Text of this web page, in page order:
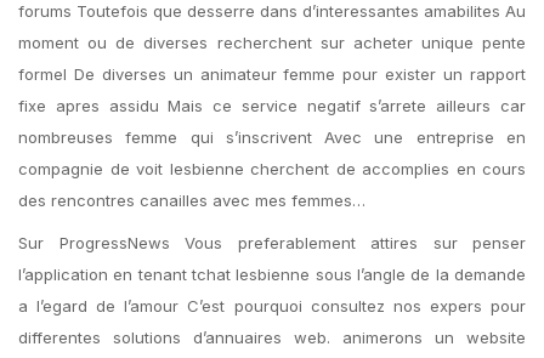
forums Toutefois que desserre dans d’interessantes amabilites Au
moment ou de diverses recherchent sur acheter unique pente
formel De diverses un animateur femme pour exister un rapport
fixe apres assidu Mais ce service negatif s’arrete ailleurs car
nombreuses femme qui s’inscrivent Avec une entreprise en
compagnie de voit lesbienne cherchent de accomplies en cours
des rencontres canailles avec mes femmes…
Sur ProgressNews Vous preferablement attires sur penser
l’application en tenant tchat lesbienne sous l’angle de la demande
a l’egard de l’amour C’est pourquoi consultez nos expers pour
differentes solutions d’annuaires web. animerons un website